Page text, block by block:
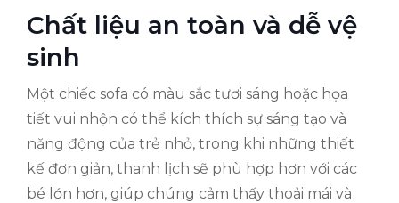
Chất liệu an toàn và dễ vệ
sinh
Một chiếc sofa có màu sắc tươi sáng hoặc họa
tiết vui nhộn có thể kích thích sự sáng tạo và
năng động của trẻ nhỏ, trong khi những thiết
kế đơn giản, thanh lịch sẽ phù hợp hơn với các
bé lớn hơn, giúp chúng cảm thấy thoải mái và